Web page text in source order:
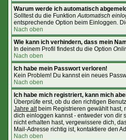
Warum werde ich automatisch
Solltest du die FunktionAutomatisch
entsprechende Option beim Einloggen.
Nach oben
Wie kann ich verhindern, dass mein
In deinem Profil findest du die Option
Nach oben
Ich habe mein Passwort verloren!
Kein Problem! Du kannst ein neues
Nach oben
Ich habe mich registriert, kann mich
Überprüfe erst, ob du den richtigen
Jahre altbeim Registrieren gewählt hast,
dich einloggen kannst - entweder von dir
nicht erhalten hast, vergewissere dich,
Mail-Adresse richtig ist, kontaktiere den
Nach oben